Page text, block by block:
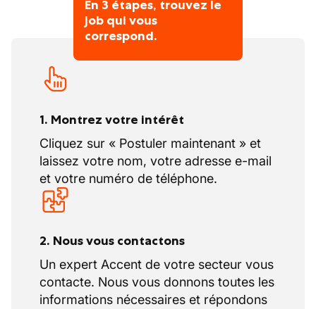
En 3 étapes, trouvez le
job qui vous
correspond.
1. Montrez votre intérêt
Cliquez sur « Postuler maintenant » et
laissez votre nom, votre adresse e-mail
et votre numéro de téléphone.
2. Nous vous contactons
Un expert Accent de votre secteur vous
contacte. Nous vous donnons toutes les
informations nécessaires et répondons